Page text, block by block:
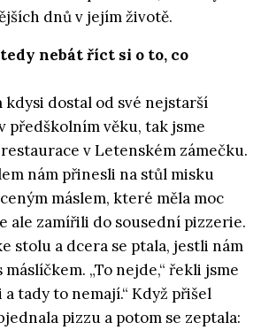
dnů v jejím životě.
nebát říct si o to, co
kdysi dostal od své nejstarší
předškolním věku, tak jsme
v Letenském zámečku.
nám přinesli na stůl misku
máslem, které měla moc
ale zamířili do sousední pizzerie.
stolu a dcera se ptala, jestli nám
„To nejde,“ řekli jsme
a tady to nemají.“ Když přišel
pizzu a potom se zeptala: